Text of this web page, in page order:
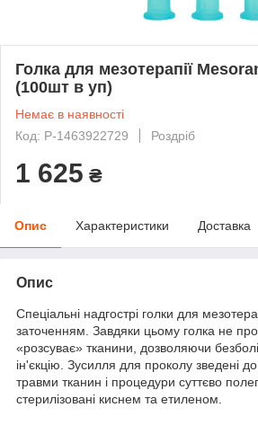
Голка для мезотерапії
(100шт в уп)
Немає в наявності
Код: P-1463922729
Роздріб
1 625 ₴
Опис Характеристики Доставка
Опис
Спеціальні надгострі голки для
заточенням. Завдяки цьому голка не
«розсуває» тканини, дозволяючи
ін'єкцію. Зусилля для проколу зведені до
травми тканин і процедури суттєво
стерилізовані киснем та етиленом.